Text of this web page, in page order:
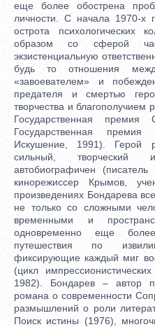
еще более обострена
личности. С начала 1970-х
острота психологических
образом со сферой
экзистенциальную
будь то отношения
«завоевателем» и
предателя и смертью
творчества и благополучием
Государственная
Государственная
Искушение, 1991). Герой
сильный, творческий
автобиографичен
кинорежиссер Крымов,
произведениях Бондарева
не только со сложными
временными и
одновременно еще
путешествия по
фиксирующие каждый миг
(цикл
1982). Бондарев – автор
романа о современности
размышлений о роли
Поиск истины (1976),